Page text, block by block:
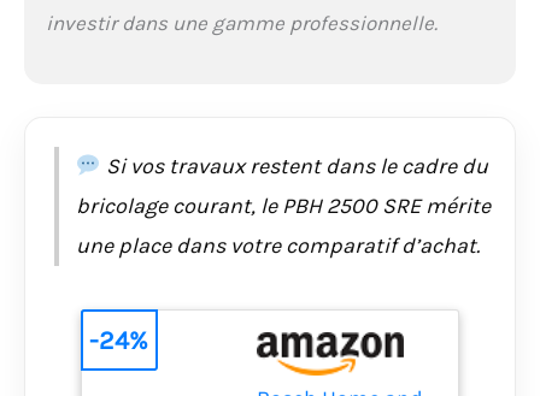
investir dans une gamme professionnelle.
Si vos travaux restent dans le cadre du
bricolage courant, le PBH 2500 SRE mérite
une place dans votre comparatif d’achat.
-24%